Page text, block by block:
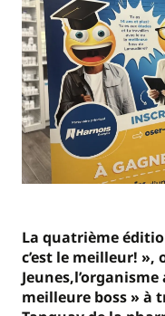
La quatrième
c’est le meilleur! »,
meilleure boss » à